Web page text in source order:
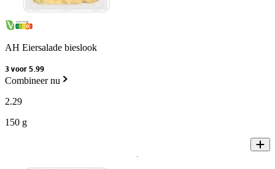
AH Eiersalade bieslook
3 voor 5.99
Combineer nu
2.29
150 g